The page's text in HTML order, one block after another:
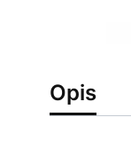
Opis